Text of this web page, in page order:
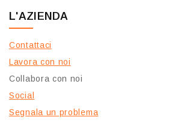
L'AZIENDA
Contattaci
Lavora con noi
Collabora con noi
Social
Segnala un problema